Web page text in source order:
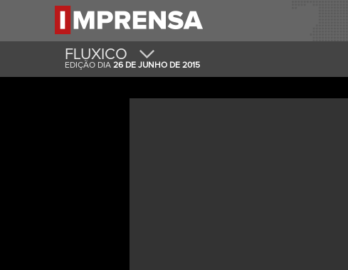
FLUXICO
EDIÇÃO DIA 26 DE JUNHO DE 2015